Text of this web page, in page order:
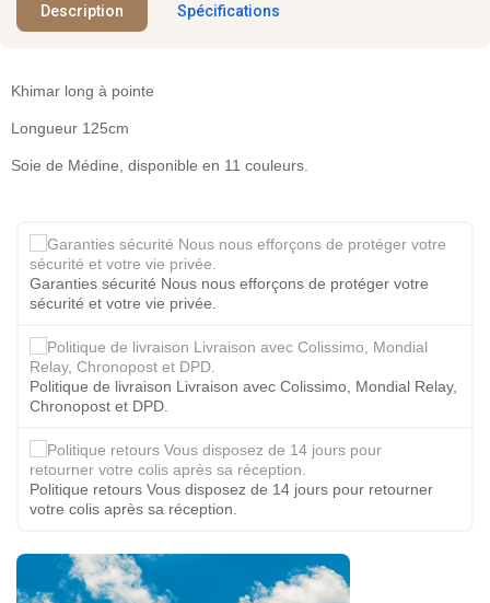
Description Spécifications
Khimar long à pointe
Longueur 125cm
Soie de Médine, disponible en 11 couleurs.
Garanties sécurité Nous nous efforçons de protéger votre
sécurité et votre vie privée.
Politique de livraison Livraison avec Colissimo, Mondial Relay,
Chronopost et DPD.
Politique retours Vous disposez de 14 jours pour retourner
votre colis après sa réception.